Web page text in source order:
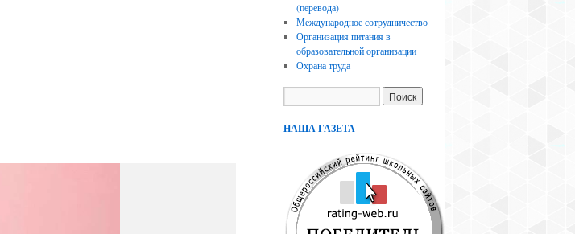
(перевода)
Международное сотрудничество
Организация питания в
образовательной организации
Охрана труда
НАША ГАЗЕТА